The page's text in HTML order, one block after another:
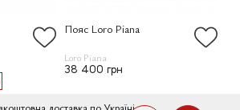
Пояс Loro Piana
Loro Piana
38 400 грн